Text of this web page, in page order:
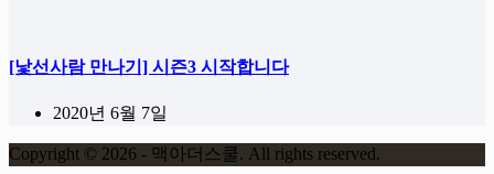
[낯선사람 만나기] 시즌3 시작합니다
2020년 6월 7일
Copyright © 2026 - 맥아더스쿨. All rights reserved.